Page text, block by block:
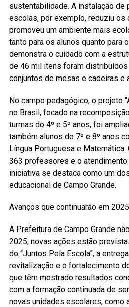
sustentabilidade. A instalação de
escolas, por exemplo, reduziu os
promoveu um ambiente mais
tanto para os alunos quanto para
demonstra o cuidado com a
de 46 mil itens foram
conjuntos de mesas e cadeiras e
No campo pedagógico, o projeto
no Brasil, focado na
turmas do 4º e 5º anos, foi
também alunos do 7º e 8º anos
Língua Portuguesa e
363 professores e o atendimento
iniciativa se destaca como um
educacional de Campo Grande.
Avanços que continuarão em 2025
A Prefeitura de Campo Grande
2025, novas ações estão
do “Juntos Pela Escola”, a
revitalização e o fortalecimento
que têm mostrado resultados
com a formação continuada de
novas unidades escolares, como